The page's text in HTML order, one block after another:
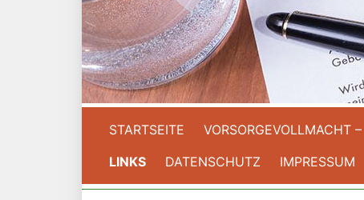
STARTSEITE VORSORGEVOLLMACHT
LINKS
DATENSCHUTZ IMPRESSUM